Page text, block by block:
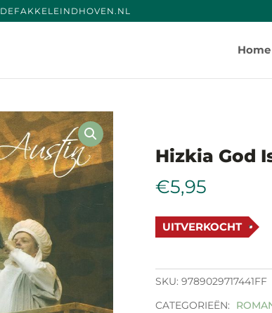
LN.NE
VOHDN
IELEK
KAFED
Home
Hizkia God
€5,95
UITVERKOCHT
SKU: 9789029717441FF
CATEGORIEËN: